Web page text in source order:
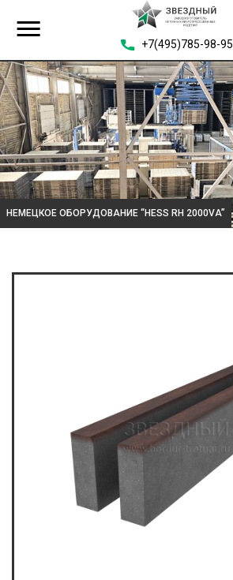
+7(495)785-98-95
НЕМЕЦКОЕ ОБОРУДОВАНИЕ “HESS RH 2000VA”